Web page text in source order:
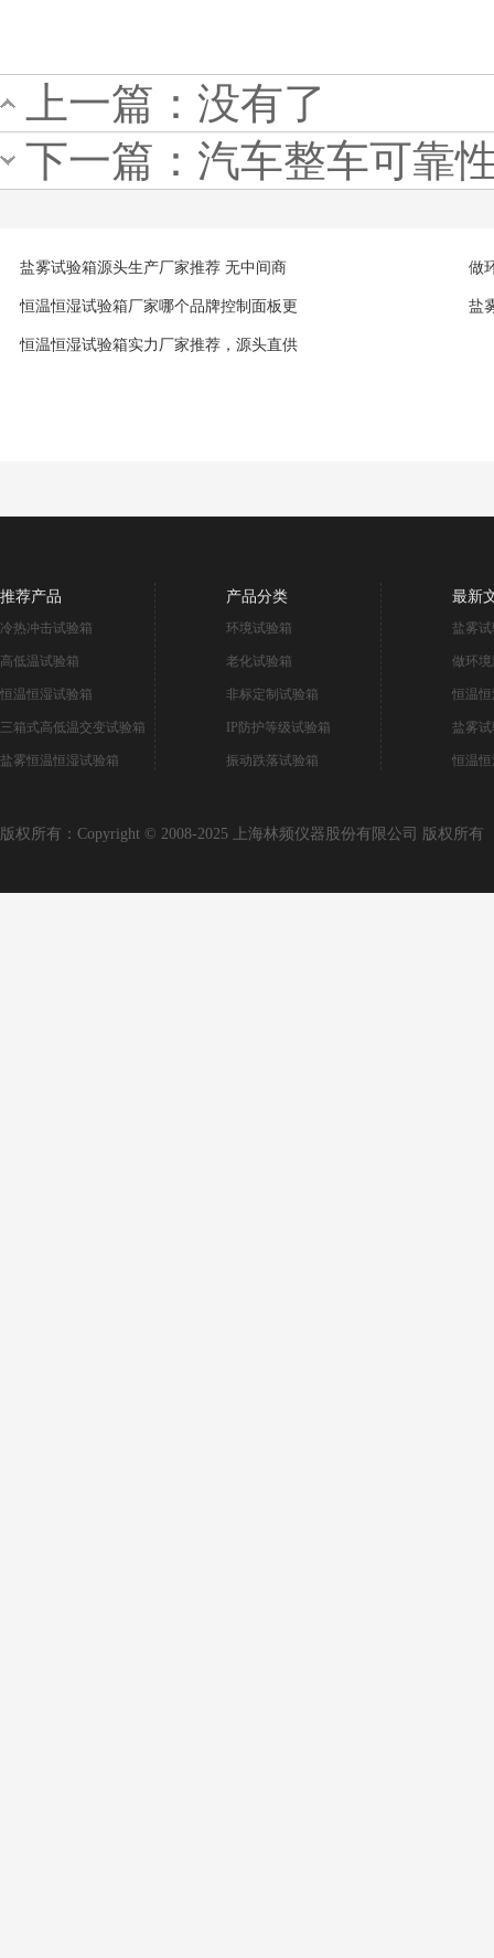
上一篇：没有了
下一篇： 汽车整车可靠
盐雾试验箱源头生产厂家推荐 无中间商 做
恒温恒湿试验箱厂家哪个品牌控制面板更 盐
恒温恒湿试验箱实力厂家推荐，源头直供
推荐产品
冷热冲击试验箱
高低温试验箱
恒温恒湿试验箱
三箱式高低温交变试验箱
盐雾恒温恒湿试验箱
产品分类
环境试验箱
老化试验箱
非标定制试验箱
IP防护等级试验箱
振动跌落试验箱
最新
盐雾
做环
恒温
盐雾
恒温
版权所有：Copyright © 2008-2025 上海林频仪器股份有限公司 版权所有